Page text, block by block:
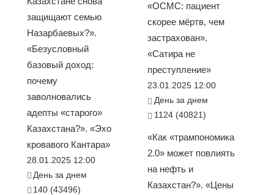
защищают семью
Назарбаевых?».
«Безусловный
базовый доход:
почему
заволновались
адепты «старого»
Казахстана?». «Эхо
кровавого Кантара»
28.01.2025 12:00
День за днем
140 (43496)
«ОСМС: пациент
скорее мёртв, чем
застрахован».
«Сатира не
преступление»
23.01.2025 12:00
День за днем
1124 (40821)
«Как «трампономика
2.0» может повлиять
на нефть и
Казахстан?». «Цены